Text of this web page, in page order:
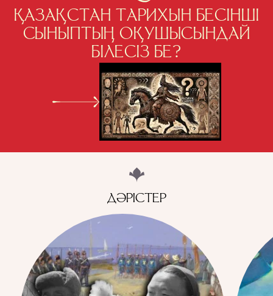
ҚАЗАҚСТАН ТАРИХЫН БЕСІНШІ
СЫНЫПТЫҢ ОҚУШЫСЫНДАЙ
БІЛЕСІЗ БЕ?
ДӘРІСТЕР